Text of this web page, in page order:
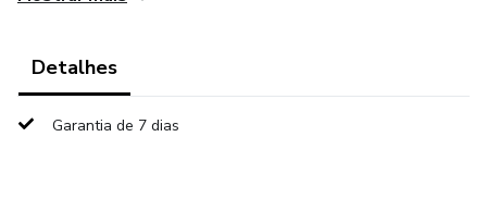
Na prática, ela serve para otimizar tempo, processos e
resultados.
Detalhes
Garantia de 7 dias